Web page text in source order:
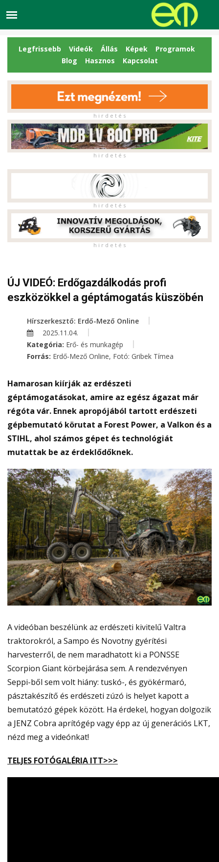
Legfrissebb Videók Állás Képek
Programok
Blog
Hasznos Kapcsolat
h i r d e t é s
h i r d e t é s
h i r d e t é s
h i r d e t é s
ÚJ VIDEÓ: Erdőgazdálkodás profi
eszközökkel a géptámogatás küszöbén
Hírszerkesztő: Erdő-Mező Online
2025.11.04.
Kategória: Erő- és munkagép
Forrás: Erdő-Mező Online, Fotó: Gribek Tímea
Hamarosan kiírják az erdészeti
géptámogatásokat, amire az egész ágazat már
régóta vár. Ennek apropójából tartott erdészeti
gépbemutató körutat a Forest Power, a Valkon és a
STIHL, ahol számos gépet és technológiát
mutattak be az érdeklődőknek.
A videóban beszélünk az erdészeti kivitelű Valtra
traktorokról, a Sampo és Novotny gyérítési
harvesterről, de nem maradhatott ki a PONSSE
Scorpion Giant körbejárása sem. A rendezvényen
Seppi-ből sem volt hiány: tuskó-, és gyökérmaró,
pásztakészítő és erdészeti zúzó is helyet kapott a
bemutatózó gépek között. Ha érdekel, hogyan dolgozik
a JENZ Cobra aprítógép vagy épp az új generációs LKT,
nézd meg a videónkat!
TELJES FOTÓGALÉRIA ITT>>>